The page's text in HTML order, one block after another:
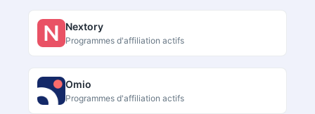
Nextory
Programmes d'affiliation actifs
Omio
Programmes d'affiliation actifs